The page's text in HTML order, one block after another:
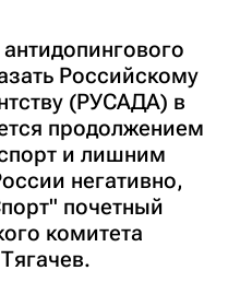
Российскому
(РУСАДА) в
продолжением
и лишним
негативно,
почетный
комитета